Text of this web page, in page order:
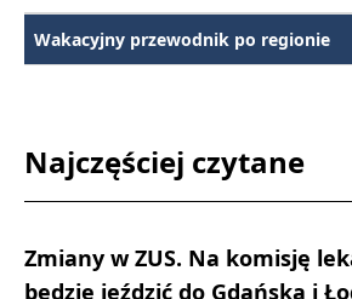
Wakacyjny przewodnik po regionie
Najczęściej czytane
Zmiany w ZUS. Na komisję
będzie jeździć do Gdańska i